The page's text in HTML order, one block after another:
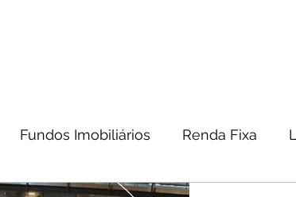
Fundos Imobiliários Renda Fixa